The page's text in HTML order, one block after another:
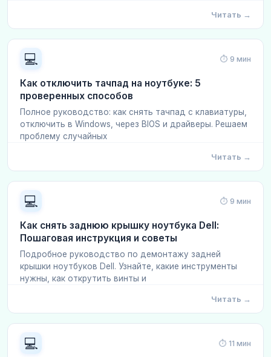
Читать →
💻 ⏱ 9 мин
Как отключить тачпад на ноутбуке: 5
проверенных способов
Полное руководство: как снять тачпад с клавиатуры,
отключить в Windows, через BIOS и драйверы. Решаем
проблему случайных
Читать →
💻 ⏱ 9 мин
Как снять заднюю крышку ноутбука Dell:
Пошаговая инструкция и советы
Подробное руководство по демонтажу задней
крышки ноутбуков Dell. Узнайте, какие инструменты
нужны, как открутить винты и
Читать →
💻 ⏱ 11 мин